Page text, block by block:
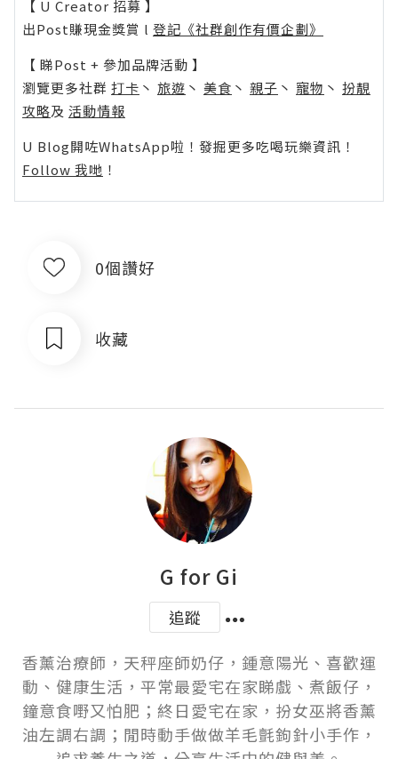
【 U Creator 招募 】
出Post賺現金獎賞 l 登記《社群創作有價企劃》
【 睇Post + 參加品牌活動 】
瀏覽更多社群 打卡 丶 旅遊 丶 美食 丶 親子 丶 寵物 丶 扮靚
攻略及 活動情報
U Blog開咗WhatsApp啦！發掘更多吃喝玩樂資訊！
Follow 我哋 ！
0個讚好
收藏
G for Gi
追蹤
香薰治療師，天秤座師奶仔，鍾意陽光、喜歡運
動、健康生活，平常最愛宅在家睇戲、煮飯仔，
鐘意食嘢又怕肥；終日愛宅在家，扮女巫將香薰
油左調右調；閒時動手做做羊毛氈鉤針小手作，